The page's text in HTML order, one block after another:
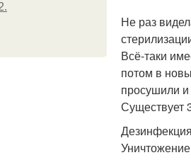
Не раз
Всё-таки
потом в
просушили и
Существует